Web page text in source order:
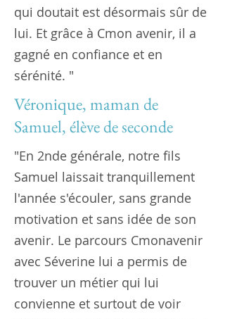
qui doutait est désormais sûr de
lui. Et grâce à Cmon avenir, il a
gagné en confiance et en
sérénité. "
Véronique, maman de
Samuel, élève de seconde
"En 2nde générale, notre fils
Samuel laissait tranquillement
l'année s'écouler, sans grande
motivation et sans idée de son
avenir. Le parcours Cmonavenir
avec Séverine lui a permis de
trouver un métier qui lui
convienne et surtout de voir